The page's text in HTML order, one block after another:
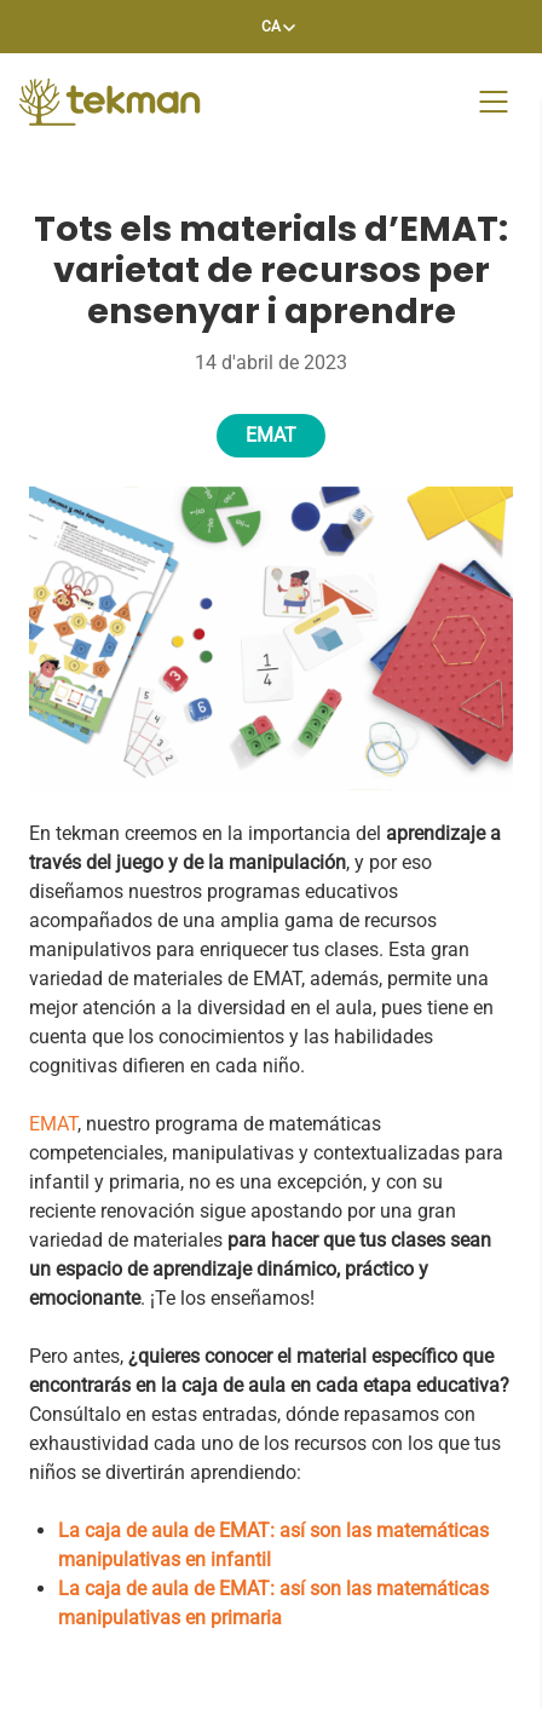
CA
Tots els materials d’EMAT:
varietat de recursos per
ensenyar i aprendre
14 d'abril de 2023
EMAT
En tekman creemos en la importancia del aprendizaje a
través del juego y de la manipulación, y por eso
diseñamos nuestros programas educativos
acompañados de una amplia gama de recursos
manipulativos para enriquecer tus clases. Esta gran
variedad de materiales de EMAT, además, permite una
mejor atención a la diversidad en el aula, pues tiene en
cuenta que los conocimientos y las habilidades
cognitivas difieren en cada niño.
EMAT, nuestro programa de matemáticas
competenciales, manipulativas y contextualizadas para
infantil y primaria, no es una excepción, y con su
reciente renovación sigue apostando por una gran
variedad de materiales para hacer que tus clases sean
un espacio de aprendizaje dinámico, práctico y
emocionante. ¡Te los enseñamos!
Pero antes, ¿quieres conocer el material específico que
encontrarás en la caja de aula en cada etapa educativa?
Consúltalo en estas entradas, dónde repasamos con
exhaustividad cada uno de los recursos con los que tus
niños se divertirán aprendiendo:
La caja de aula de EMAT: así son las matemáticas
manipulativas en infantil
La caja de aula de EMAT: así son las matemáticas
manipulativas en primaria